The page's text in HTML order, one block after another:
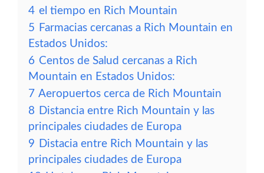
4 el tiempo en Rich Mountain
5 Farmacias cercanas a Rich Mountain en
Estados Unidos:
6 Centos de Salud cercanas a Rich
Mountain en Estados Unidos:
7 Aeropuertos cerca de Rich Mountain
8 Distancia entre Rich Mountain y las
principales ciudades de Europa
9 Distacia entre Rich Mountain y las
principales ciudades de Europa